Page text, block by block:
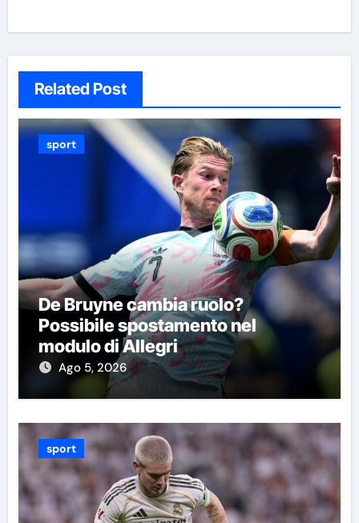
Related Post
sport
De Bruyne cambia ruolo?
Possibile spostamento nel
modulo di Allegri
Ago 5, 2026
sport